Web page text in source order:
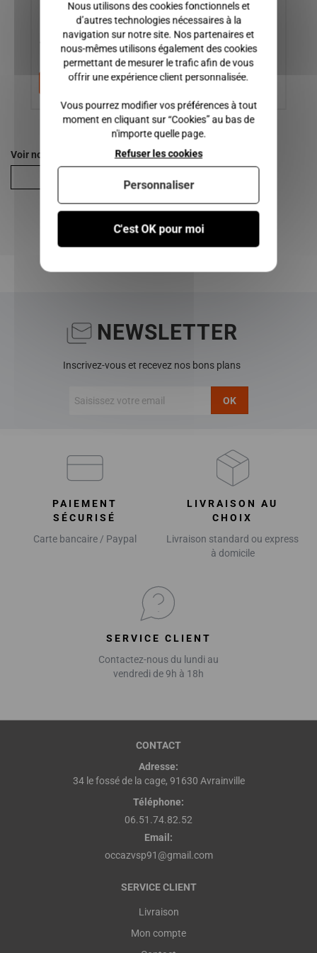
12,00 €
Ajouter au panier
60,00 €
Ajouter au panier
Voir nos autres pages :
NEWSLETTER
Inscrivez-vous et recevez nos bons plans
OK
PAIEMENT
SÉCURISÉ
Carte bancaire / Paypal
LIVRAISON AU
CHOIX
Livraison standard ou express
à domicile
SERVICE CLIENT
Contactez-nous du lundi au
vendredi de 9h à 18h
CONTACT
Adresse:
34 le fossé de la cage, 91630 Avrainville
Téléphone:
06.51.74.82.52
Email:
occazvsp91@gmail.com
SERVICE CLIENT
Livraison
Mon compte
Nous utilisons des cookies fonctionnels et
d’autres technologies nécessaires à la
navigation sur notre site. Nos partenaires et
nous-mêmes utilisons également des cookies
permettant de mesurer le trafic afin de vous
offrir une expérience client personnalisée.
Vous pourrez modifier vos préférences à tout
moment en cliquant sur “Cookies” au bas de
n'importe quelle page.
C'est OK pour moi
Refuser les cookies
Personnaliser